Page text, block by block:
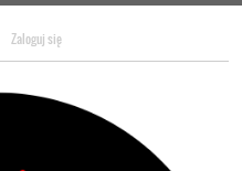
Zaloguj się